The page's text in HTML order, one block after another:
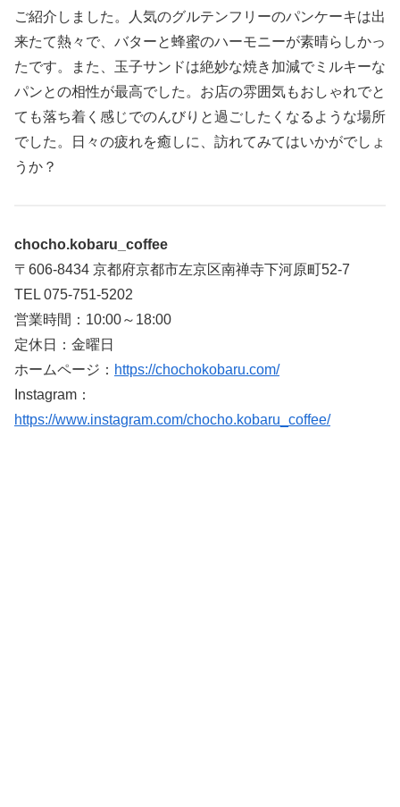
ご紹介しました。人気のグルテンフリーのパンケーキは出
来たて熱々で、バターと蜂蜜のハーモニーが素晴らしかっ
たです。また、玉子サンドは絶妙な焼き加減でミルキーな
パンとの相性が最高でした。お店の雰囲気もおしゃれでと
ても落ち着く感じでのんびりと過ごしたくなるような場所
でした。日々の疲れを癒しに、訪れてみてはいかがでしょ
うか？
chocho.kobaru_coffee
〒606-8434 京都府京都市左京区南禅寺下河原町52-7
TEL 075-751-5202
営業時間：10:00～18:00
定休日：金曜日
ホームページ： https://chochokobaru.com/
Instagram：
https://www.instagram.com/chocho.kobaru_coffee/